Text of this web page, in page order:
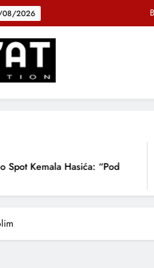
2026
DJEČIJI
DJEČIJI
Spot Kemala Hasića: “Pod